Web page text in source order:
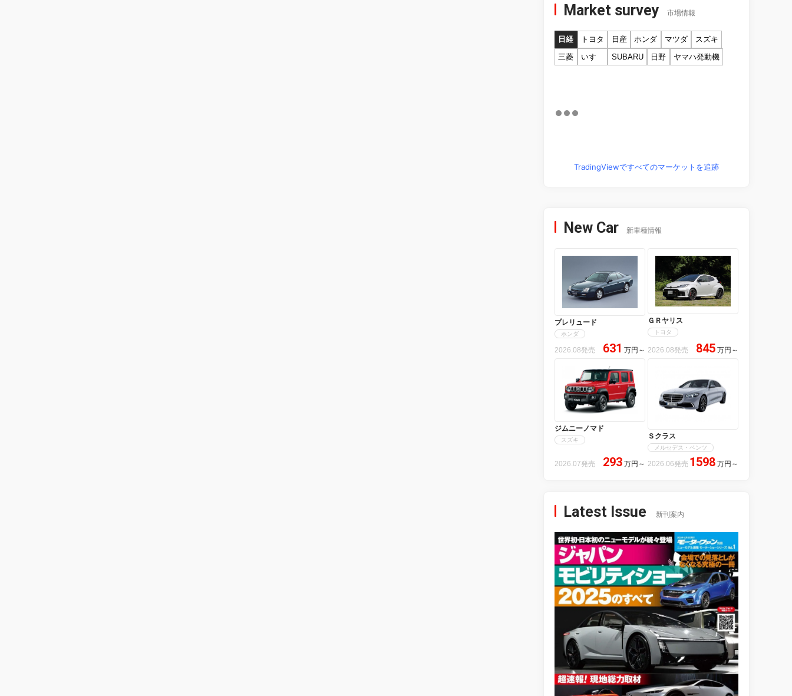
Market survey 市場情報
日経 トヨタ 日産 ホンダ マツダ
スズキ
三菱
いすゞ SUBARU 日野 ヤマハ発動機
TradingViewですべてのマーケットを追跡
New Car 新車種情報
プレリュード
ホンダ
2026.08発売 631 万円 ～
ＧＲヤリス
トヨタ
2026.08発売 845 万円 ～
ジムニーノマド
スズキ
2026.07発売 293 万円 ～
Ｓクラス
メルセデス・ベンツ
2026.06発売 1598 万円 ～
Latest Issue 新刊案内